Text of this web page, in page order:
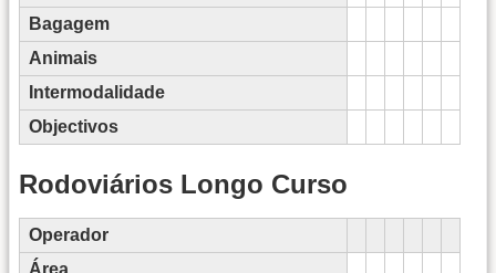
Bagagem
Animais
Intermodalidade
Objectivos
Rodoviários Longo Curso
Operador
Área